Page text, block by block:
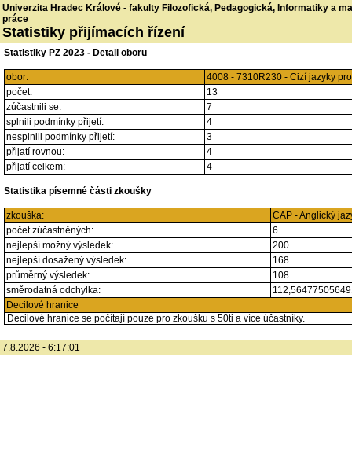
Univerzita Hradec Králové - fakulty Filozofická, Pedagogická, Informatiky a
práce
Statistiky přijímacích řízení
Statistiky PZ 2023 - Detail oboru
obor:
4008 - 7310R230 - Cizí jazyky
počet:
13
zúčastnili se:
7
splnili podmínky přijetí:
4
nesplnili podmínky přijetí:
3
přijatí rovnou:
4
přijatí celkem:
4
Statistika písemné části zkoušky
zkouška:
CAP - Anglický
počet zúčastněných:
6
nejlepší možný výsledek:
200
nejlepší dosažený výsledek:
168
průměrný výsledek:
108
směrodatná odchylka:
Decilové hranice
Decilové hranice se počítají pouze pro zkoušku s 50ti a více účastníky.
7.8.2026 - 6:17:01